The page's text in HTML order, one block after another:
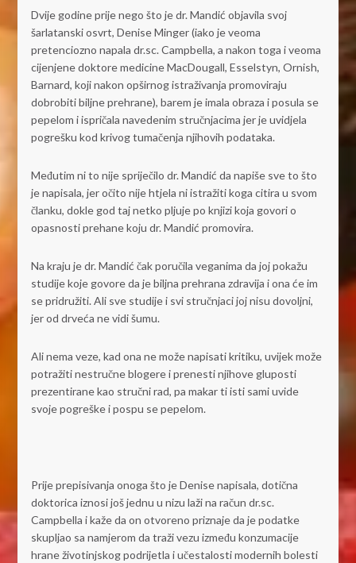
Dvije godine prije nego što je dr. Mandić objavila svoj
šarlatanski osvrt, Denise Minger (iako je veoma
pretenciozno napala dr.sc. Campbella, a nakon toga i veoma
cijenjene doktore medicine MacDougall, Esselstyn, Ornish,
Barnard, koji nakon opširnog istraživanja promoviraju
dobrobiti biljne prehrane), barem je imala obraza i posula se
pepelom i ispričala navedenim stručnjacima jer je uvidjela
pogrešku kod krivog tumačenja njihovih podataka.
Međutim ni to nije spriječilo dr. Mandić da napiše sve to što
je napisala, jer očito nije htjela ni istražiti koga citira u svom
članku, dokle god taj netko pljuje po knjizi koja govori o
opasnosti prehane koju dr. Mandić promovira.
Na kraju je dr. Mandić čak poručila veganima da joj pokažu
studije koje govore da je biljna prehrana zdravija i ona će im
se pridružiti. Ali sve studije i svi stručnjaci joj nisu dovoljni,
jer od drveća ne vidi šumu.
Ali nema veze, kad ona ne može napisati kritiku, uvijek može
potražiti nestručne blogere i prenesti njihove gluposti
prezentirane kao stručni rad, pa makar ti isti sami uvide
svoje pogreške i pospu se pepelom.
Prije prepisivanja onoga što je Denise napisala, dotična
doktorica iznosi još jednu u nizu laži na račun dr.sc.
Campbella i kaže da on otvoreno priznaje da je podatke
skupljao sa namjerom da traži vezu između konzumacije
hrane životinjskog podrijetla i učestalosti modernih bolesti